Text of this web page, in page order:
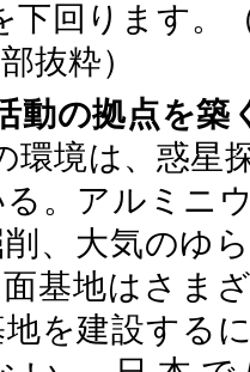
下回ります。
抜粋）
動の拠点を築
環境は、惑星
。アルミニ
、大気のゆ
基地はさま
を建設する